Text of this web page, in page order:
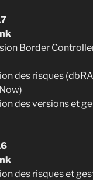
Border
des risques
des versions et
des risques et